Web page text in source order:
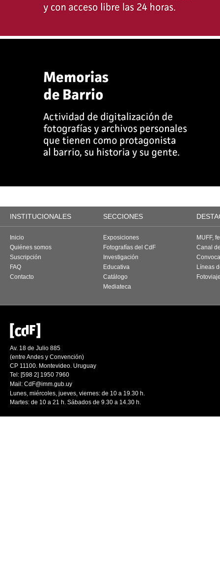
INSTITUCIONALES SECCIONES
Inicio
Quiénes somos
Suscripción
FAQ
Contacto
Exposiciones
Fotografías del CdF
Investigación
Educativa
Catálogo
Mediateca
MUFF,
Canal
Líneas
Av. 18 de Julio 885
(entre Andes y Convención)
CP 11100. Montevideo. Uruguay
Tel: [598 2] 1950 7960
Mail: CdF@imm.gub.uy
Lunes, miércoles, jueves, viernes: de 10 a 19.30 h.
Martes: de 10 a 21 h. Sábados de 9.30 a 14.30 h.